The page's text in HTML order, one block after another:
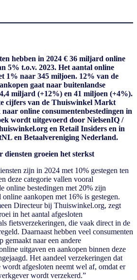
hebben in 2024 € 36 miljard online
5% t.o.v. 2023. Het aantal online
1% naar 345 miljoen. 12% van de
gaat naar buitenlandse
miljard (+12%) en 41 miljoen (+4%).
cijfers van de Thuiswinkel Markt
online consumentenbestedingen in
wordt uitgevoerd door NielsenIQ /
en Retail Insiders en in
en Betaalvereniging Nederland.
diensten groeien het sterkst
zijn in 2024 met 10% gestegen ten
deze categorie vallen vooral
online bestedingen met 20% zijn
online aankopen met 16% is gestegen.
Directeur bij Thuiswinkel.org, zegt
in het aantal afgesloten
fietsverzekeringen, die vaak direct in de
Daarnaast hebben veel consumenten
gemaakt naar een andere
uitgaven en aankopen binnen deze
Het aandeel verzekeringen dat
afgesloten neemt wel af, omdat er
wordt verzekerd.”